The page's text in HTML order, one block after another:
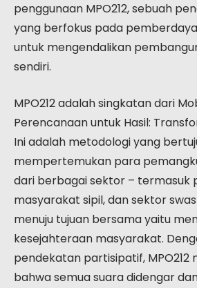
penggunaan MPO212, sebuah
yang berfokus pada
untuk mengendalikan
sendiri.
MPO212 adalah singkatan dari
Perencanaan untuk Hasil:
Ini adalah metodologi yang
mempertemukan para
dari berbagai sektor – termasuk
masyarakat sipil, dan sektor
menuju tujuan bersama yaitu
kesejahteraan masyarakat.
pendekatan partisipatif, MPO212
bahwa semua suara didengar